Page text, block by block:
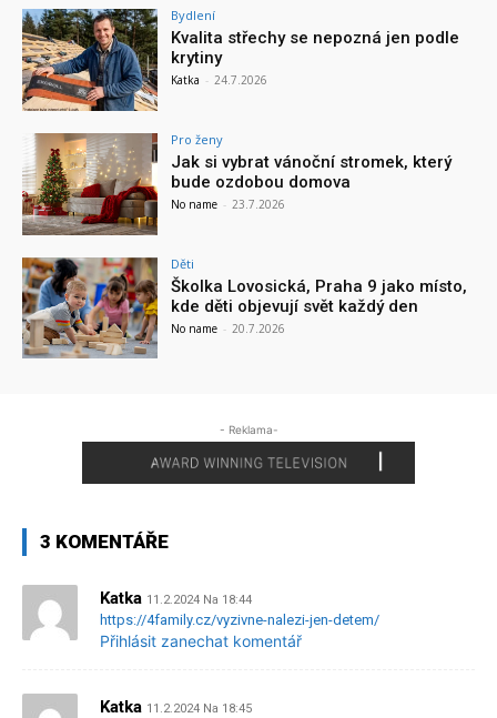
Bydlení
Kvalita střechy se nepozná jen podle
krytiny
Katka - 24.7.2026
Pro ženy
Jak si vybrat vánoční stromek, který
bude ozdobou domova
No name - 23.7.2026
Děti
Školka Lovosická, Praha 9 jako místo,
kde děti objevují svět každý den
No name - 20.7.2026
- Reklama-
3 KOMENTÁŘE
Katka 11.2.2024 Na 18:44
https://4family.cz/vyzivne-nalezi-jen-detem/
Přihlásit zanechat komentář
Katka 11.2.2024 Na 18:45